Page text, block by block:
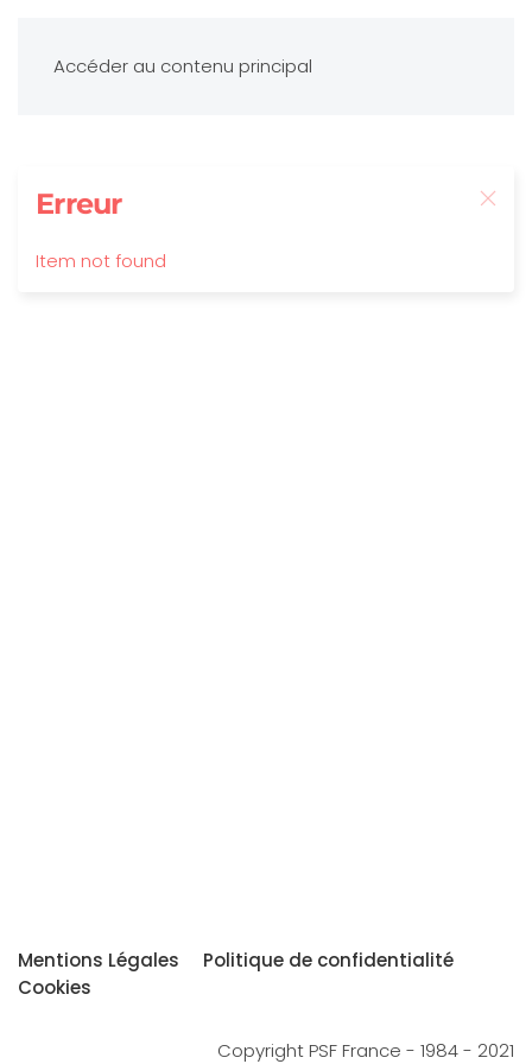
Accéder au contenu principal
Erreur
Item not found
Mentions Légales
Politique de confidentialité
Cookies
Copyright PSF France - 1984 - 2021